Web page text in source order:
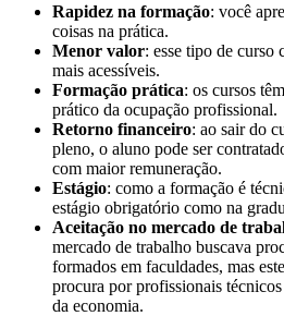
Rapidez na formação: você
coisas na prática.
Menor valor: esse tipo de curso
mais acessíveis.
Formação prática: os cursos
prático da ocupação profissional.
Retorno financeiro: ao sair do
pleno, o aluno pode ser
com maior remuneração.
Estágio: como a formação é
estágio obrigatório como na
Aceitação no mercado de
mercado de trabalho buscava
formados em faculdades, mas
procura por profissionais
da economia.